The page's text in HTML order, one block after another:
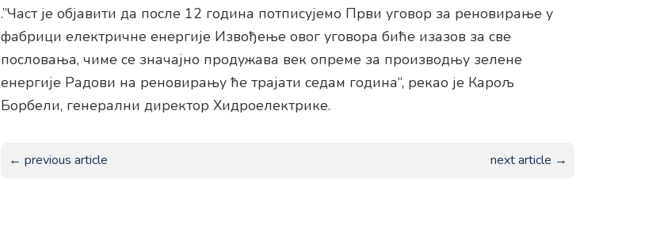
.”Част је објавити да после 12 година потписујемо Први уговор за реновирање у
фабрици електричне енергије Извођење овог уговора биће изазов за све
пословања, чиме се значајно продужава век опреме за производњу зелене
енергије Радови на реновирању ће трајати седам година“, рекао је Карољ
Борбели, генерални директор Хидроелектрике.
← previous article next article →